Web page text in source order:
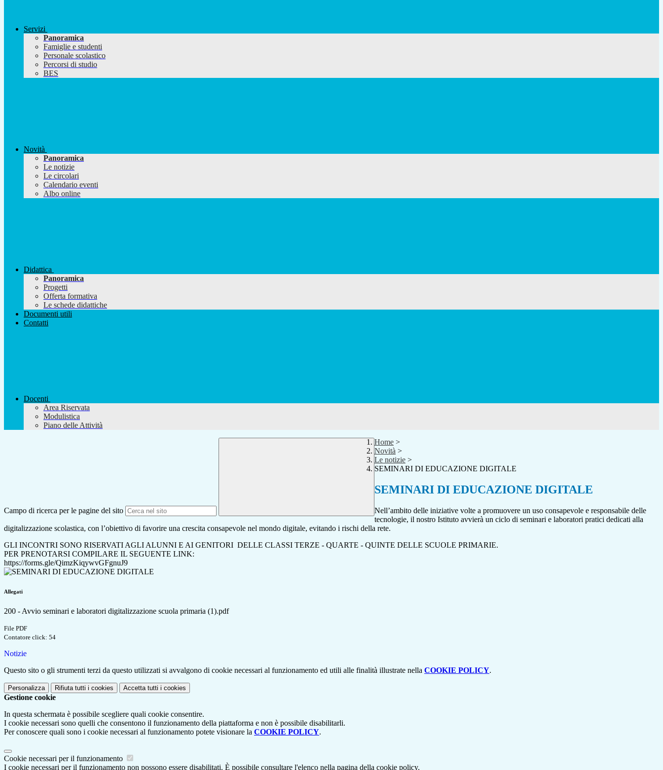
Servizi
Panoramica
Famiglie e studenti
Personale scolastico
Percorsi di studio
BES
Novità
Panoramica
Le notizie
Le circolari
Calendario eventi
Albo online
Didattica
Panoramica
Progetti
Offerta formativa
Le schede didattiche
Documenti utili
Contatti
Docenti
Area Riservata
Modulistica
Piano delle Attività
Campo di ricerca per le pagine del sito
Home >
Novità >
Le notizie >
SEMINARI DI EDUCAZIONE DIGITALE
SEMINARI DI EDUCAZIONE DIGITALE
Nell’ambito delle iniziative volte a promuovere un uso consapevole e responsabile delle
tecnologie, il nostro Istituto avvierà un ciclo di seminari e laboratori pratici dedicati alla
digitalizzazione scolastica, con l’obiettivo di favorire una crescita consapevole nel mondo digitale, evitando i rischi della rete.
GLI INCONTRI SONO RISERVATI AGLI ALUNNI E AI GENITORI DELLE CLASSI TERZE - QUARTE - QUINTE DELLE SCUOLE PRIMARIE.
PER PRENOTARSI COMPILARE IL SEGUENTE LINK:
https://forms.gle/QimzKiqywvGFgnuJ9
Allegati
200 - Avvio seminari e laboratori digitalizzazione scuola primaria (1).pdf
File PDF
Contatore click: 54
Notizie
Questo sito o gli strumenti terzi da questo utilizzati si avvalgono di cookie necessari al funzionamento ed utili alle finalità illustrate nella COOKIE POLICY.
Personalizza Rifiuta tutti i cookies Accetta tutti i cookies
Gestione cookie
In questa schermata è possibile scegliere quali cookie consentire.
I cookie necessari sono quelli che consentono il funzionamento della piattaforma e non è possibile disabilitarli.
Per conoscere quali sono i cookie necessari al funzionamento potete visionare la COOKIE POLICY.
Cookie necessari per il funzionamento
I cookie necessari per il funzionamento non possono essere disabilitati. È possibile consultare l'elenco nella pagina della cookie policy.